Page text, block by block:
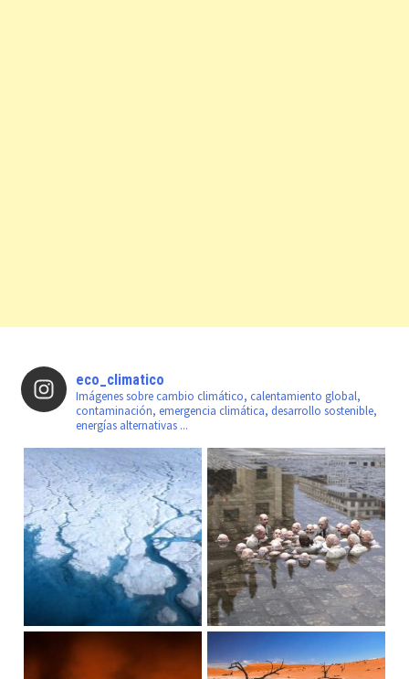
eco_climatico
Imágenes sobre cambio climático, calentamiento global,
contaminación, emergencia climática, desarrollo sostenible,
energías alternativas ...